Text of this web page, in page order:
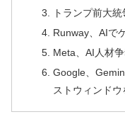
トランプ前大
Runway、AIで
Meta、AI人材
Google、
ストウィンド